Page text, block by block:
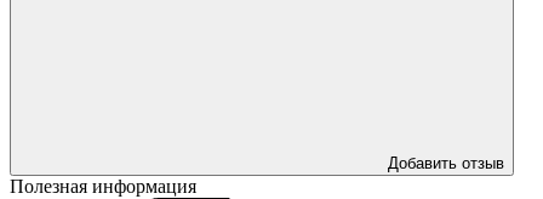
Добавить отзыв
Полезная информация